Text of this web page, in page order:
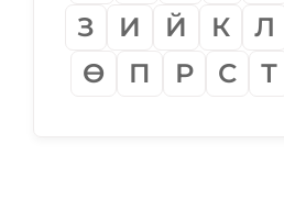
З
И Й К Л
Ѳ
П Р С Т